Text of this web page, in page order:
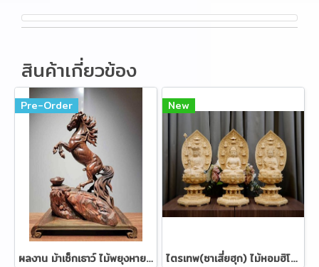
สินค้าเกี่ยวข้อง
Pre-Order
ผลงาน ม้าเซ็กเธาว์ ไม้พยุงหายาก ขนาด 38 ซม.
New
ไตรเทพ(ซาเสี่ยฮุก) ไม้หอมฮิโนกิ ขนาด 57 ซม.